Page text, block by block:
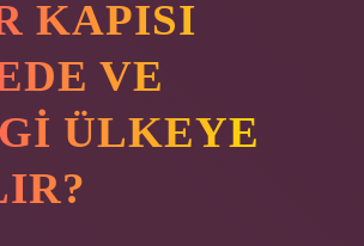
KAPISI
VE
ÜLKEYE